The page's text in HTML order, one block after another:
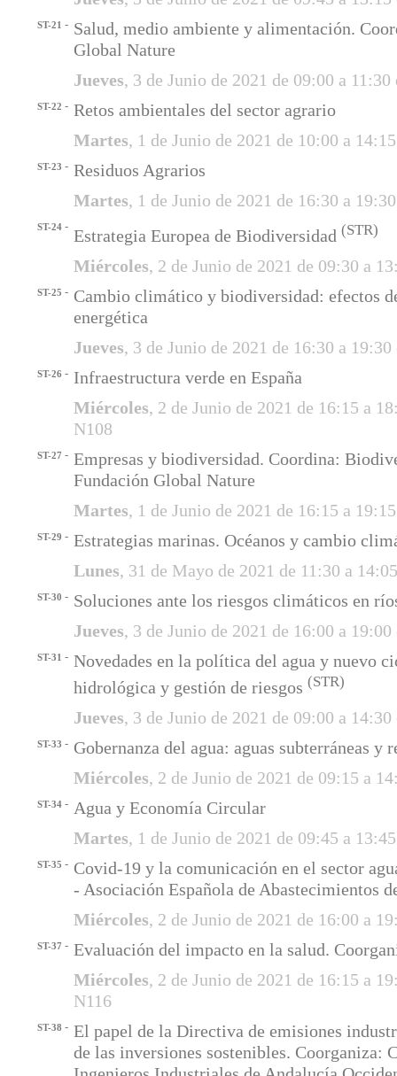
ST-21 - Salud, medio ambiente y alimentación.
Global Nature
Jueves, 3 de Junio de 2021 de 09:00 a 11:30
ST-22 - Retos ambientales del sector agrario
Martes, 1 de Junio de 2021 de 10:00 a
ST-23 - Residuos Agrarios
Martes, 1 de Junio de 2021 de 16:30 a
ST-24 - Estrategia Europea de Biodiversidad (STR)
Miércoles, 2 de Junio de 2021 de 09:30 a
ST-25 - Cambio climático y biodiversidad: efectos
energética
Jueves, 3 de Junio de 2021 de 16:30 a
ST-26 - Infraestructura verde en España
Miércoles, 2 de Junio de 2021 de 16:15 a
N108
ST-27 - Empresas y biodiversidad. Coordina:
Fundación Global Nature
Martes, 1 de Junio de 2021 de 16:15 a
ST-29 - Estrategias marinas. Océanos y cambio
Lunes, 31 de Mayo de 2021 de 11:30 a
ST-30 - Soluciones ante los riesgos climáticos en
Jueves, 3 de Junio de 2021 de 16:00 a
ST-31 - Novedades en la política del agua y nuevo
hidrológica y gestión de riesgos (STR)
Jueves, 3 de Junio de 2021 de 09:00 a
ST-33 - Gobernanza del agua: aguas subterráneas y
Miércoles, 2 de Junio de 2021 de 09:15 a
ST-34 - Agua y Economía Circular
Martes, 1 de Junio de 2021 de 09:45 a
ST-35 - Covid-19 y la comunicación en el sector
- Asociación Española de Abastecimientos
Miércoles, 2 de Junio de 2021 de 16:00 a
ST-37 - Evaluación del impacto en la salud.
Miércoles, 2 de Junio de 2021 de 16:15 a
N116
ST-38 - El papel de la Directiva de emisiones
de las inversiones sostenibles. Coorganiza: